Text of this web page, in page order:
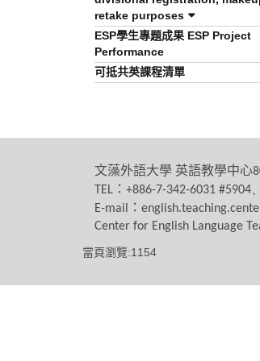
retake purposes
ESP學生專題成果 ESP Project
Performance
可抵共英課程清單
文藻外語大學 英語教學中心
TEL ： +886-7-342-6031 #5904
E-mail
：
Center for English Language
當頁瀏覽:1154